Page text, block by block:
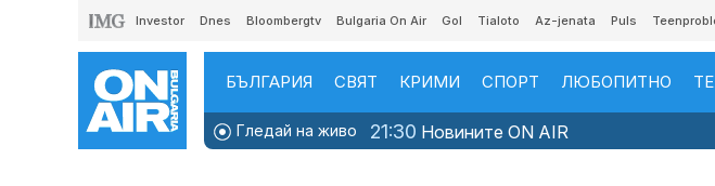
Investor Dnes Bloombergtv Bulgaria On Air Gol Tialoto Az-jenata Puls
БЪЛГАРИЯ СВЯТ КРИМИ СПОРТ ЛЮБОПИТНО
Гледай на живо 21:30 Новините ON AIR